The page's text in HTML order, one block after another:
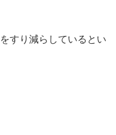
すり減らしているとい